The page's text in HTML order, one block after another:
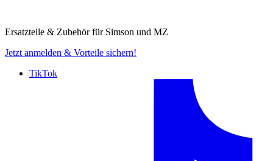
Ersatzteile & Zubehör für Simson und MZ
Jetzt anmelden & Vorteile sichern!
TikTok